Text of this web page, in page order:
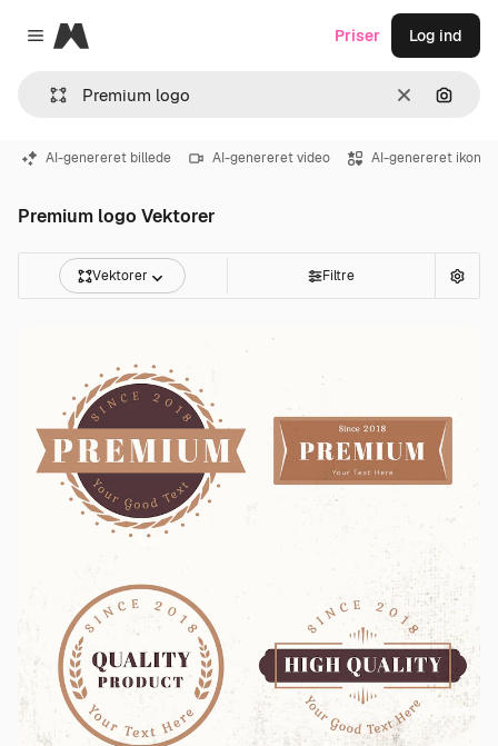
Close menu
Magnific
Klar Søg
Priser Log ind
AI-genereret billede AI-genereret video AI-genereret ikon
Premium logo Vektorer
Vektorer Filtre